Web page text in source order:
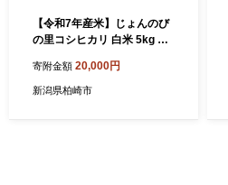
【令和7年産米】じょんのび
の里コシヒカリ 白米 5kg 棚
寄附金額 20,000円
新潟県柏崎市